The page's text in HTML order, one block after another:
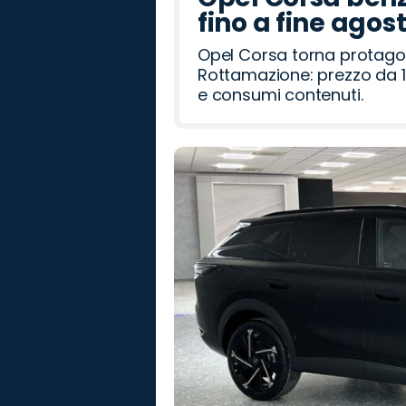
fino a fine
Opel Corsa torna
Rottamazione: prezzo da
e consumi contenuti.